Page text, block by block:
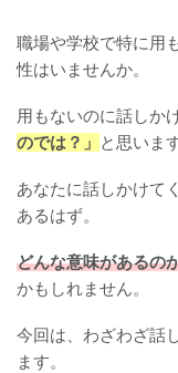
職場や学校で特に用
性はいませんか。
用もないのに話しか
のでは？」 と思いま
あなたに話しかけて
あるはず。
どんな意味があるの
かもしれません。
今回は、わざわざ話
ます。